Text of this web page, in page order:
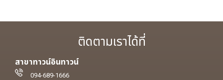
ติดตามเราได้ที่
สาขาทาวน์อินทาวน์
094-689-1666